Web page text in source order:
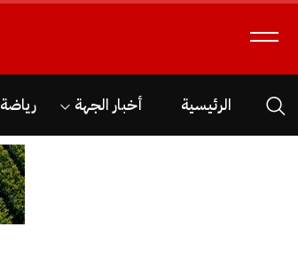
الرئيسية أخبار الجهة رياضة